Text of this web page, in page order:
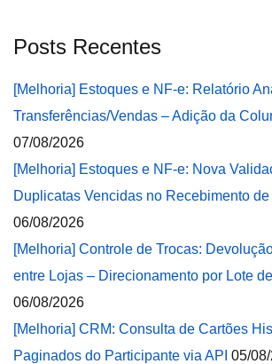
Posts Recentes
[Melhoria] Estoques e NF-e: Relatório
Transferências/Vendas – Adição da
07/08/2026
[Melhoria] Estoques e NF-e: Nova
Duplicatas Vencidas no Recebimento
06/08/2026
[Melhoria] Controle de Trocas:
entre Lojas – Direcionamento por Lote
06/08/2026
[Melhoria] CRM: Consulta de Cartões
Paginados do Participante via API 05/